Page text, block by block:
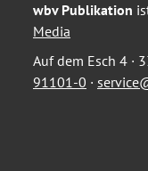
wbv Publikation
Media
Auf dem Esch 4 ·
91101-0 ·